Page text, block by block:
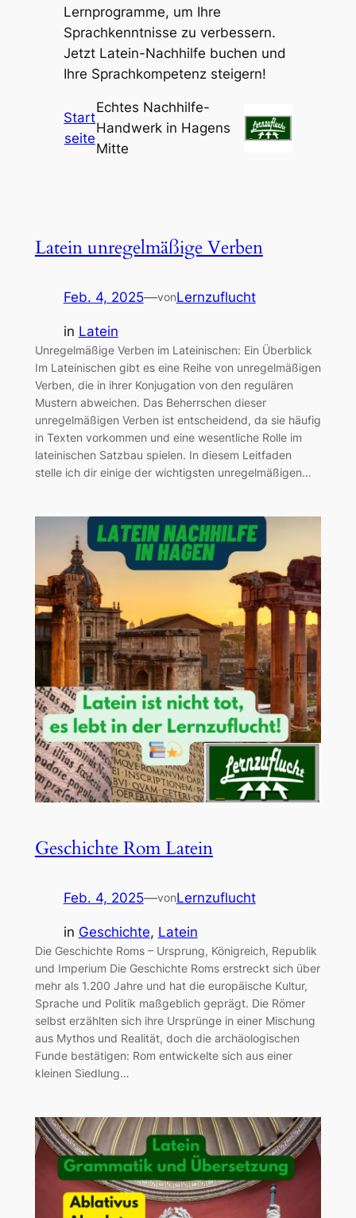
Lernprogramme, um Ihre
Sprachkenntnisse zu verbessern.
Jetzt Latein-Nachhilfe buchen und
Ihre Sprachkompetenz steigern!
Start
seite
Echtes Nachhilfe-
Handwerk in Hagens
Mitte
Latein unregelmäßige Verben
Feb. 4, 2025—vonLernzuflucht
in Latein
Unregelmäßige Verben im Lateinischen: Ein Überblick
Im Lateinischen gibt es eine Reihe von unregelmäßigen
Verben, die in ihrer Konjugation von den regulären
Mustern abweichen. Das Beherrschen dieser
unregelmäßigen Verben ist entscheidend, da sie häufig
in Texten vorkommen und eine wesentliche Rolle im
lateinischen Satzbau spielen. In diesem Leitfaden
stelle ich dir einige der wichtigsten unregelmäßigen…
Geschichte Rom Latein
Feb. 4, 2025—vonLernzuflucht
in Geschichte, Latein
Die Geschichte Roms – Ursprung, Königreich, Republik
und Imperium Die Geschichte Roms erstreckt sich über
mehr als 1.200 Jahre und hat die europäische Kultur,
Sprache und Politik maßgeblich geprägt. Die Römer
selbst erzählten sich ihre Ursprünge in einer Mischung
aus Mythos und Realität, doch die archäologischen
Funde bestätigen: Rom entwickelte sich aus einer
kleinen Siedlung…